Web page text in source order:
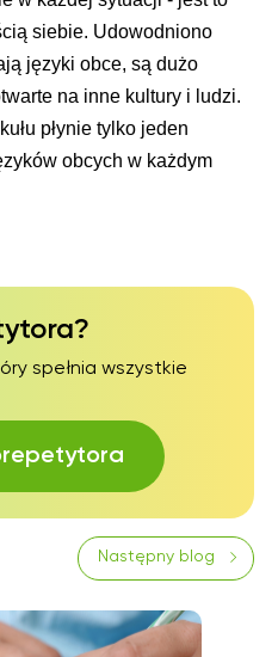
siebie. Udowodniono
języki obce, są dużo
na inne kultury i ludzi.
płynie tylko jeden
obcych w każdym
spełnia wszystkie
Następny blog